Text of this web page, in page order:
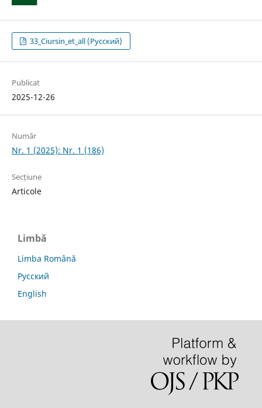
33_Ciursin_et_all (Русский)
Publicat
2025-12-26
Număr
Nr. 1 (2025): Nr. 1 (186)
Secțiune
Articole
Limbă
Limba Română
Русский
English